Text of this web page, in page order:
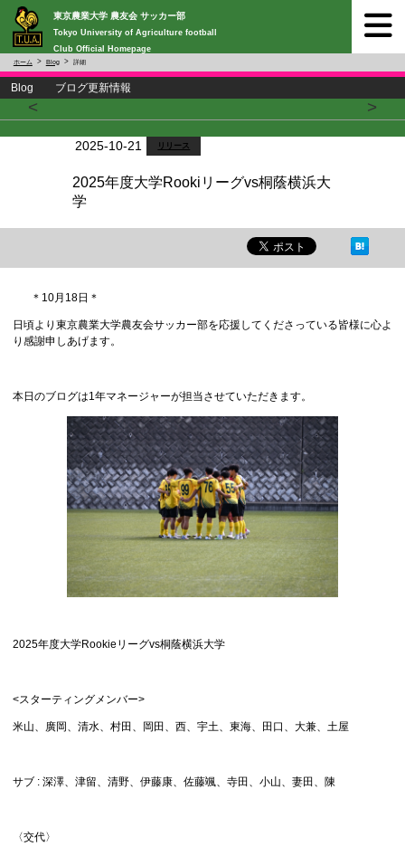
東京農業大学 農友会 サッカー部
Tokyo University of Agriculture football
Club Official Homepage
ホーム Blog 詳細
Blog ブログ更新情報
< >
2025-10-21 リリース
2025年度大学Rookiリーグvs桐蔭横浜大
学
＊10月18日＊
日頃より東京農業大学農友会サッカー部を応援してくださっている皆様に心よ
り感謝申しあげます。
本日のブログは1年マネージャーが担当させていただきます。
2025年度大学Rookieリーグvs桐蔭横浜大学
<スターティングメンバー>
米山、廣岡、清水、村田、岡田、西、宇土、東海、田口、大兼、土屋
サブ : 深澤、津留、清野、伊藤康、佐藤颯、寺田、小山、妻田、陳
〈交代〉